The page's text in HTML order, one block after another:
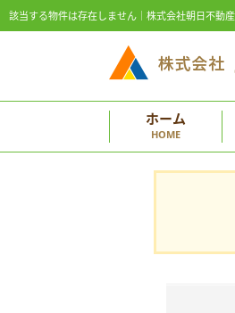
該当する物件は存在しません｜株式会社朝日不動産
ホーム
HOME